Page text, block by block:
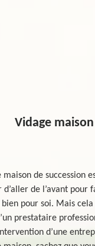
Vidage
maison de succession
d’aller de l’avant
pour soi. Mais
prestataire
d’une